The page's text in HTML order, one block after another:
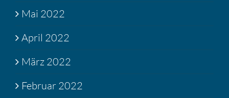
Mai 2022
April 2022
März 2022
Februar 2022